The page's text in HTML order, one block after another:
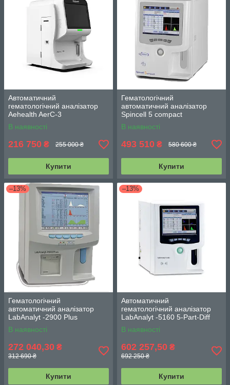
Автоматичний
гематологічний аналізатор
Aehealth AerC-3
В наявності
216 750 ₴ 255 000 ₴
Купити
Гематологічний
автоматичний аналізатор
Spincell 5 compact
В наявності
493 510 ₴ 580 600 ₴
Купити
–13%
Гематологічний
автоматичний аналізатор
LabAnalyt -2900 Plus
В наявності
272 040,30 ₴
312 690 ₴
Купити
–13%
Автоматичний
гематологічний аналізатор
LabAnalyt -5160 5-Part-Diff
В наявності
602 257,50 ₴
692 250 ₴
Купити